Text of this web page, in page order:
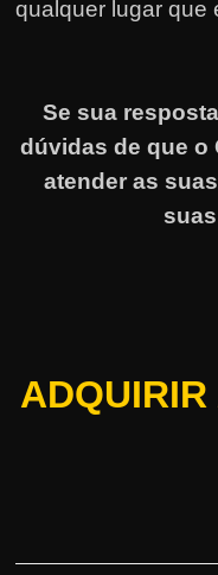
qualquer lugar que
Se sua
dúvidas de que o
atender as